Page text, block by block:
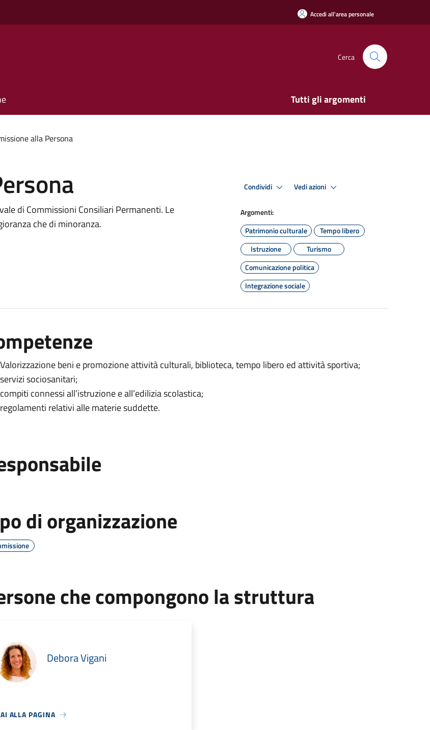
Accedi all'area personale
Cerca
Tutti gli argomenti
alla Persona
di Commissioni Consiliari Permanenti. Le
che di minoranza.
Condividi Vedi azioni
Argomenti:
Patrimonio culturale
Tempo libero
Istruzione
Turismo
Comunicazione politica
Integrazione sociale
Valorizzazione beni e promozione attività culturali, biblioteca, tempo libero ed attività sportiva;
servizi sociosanitari;
compiti connessi all’istruzione e all’edilizia scolastica;
regolamenti relativi alle materie suddette.
di organizzazione
che compongono la struttura
Debora Vigani
ALLA PAGINA